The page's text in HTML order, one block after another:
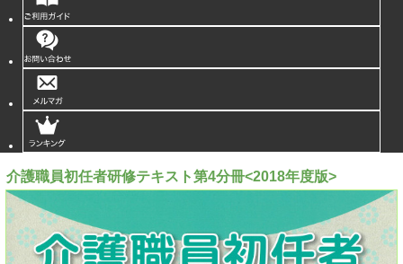
介護職員初任者研修テキスト第4分冊<2018年度版>